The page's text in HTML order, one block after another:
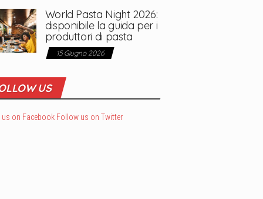
World Pasta Night 2026:
disponibile la guida per i
produttori di pasta
15 Giugno 2026
US
on Facebook Follow us on Twitter